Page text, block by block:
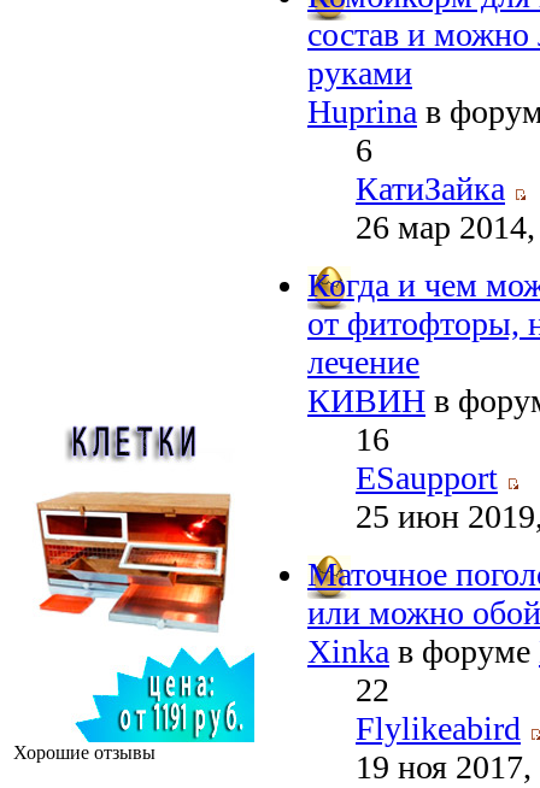
Хорошие отзывы
состав и можно
руками
Huprina в
6
КатиЗайка
26 мар
Когда и чем
от фитофторы,
лечение
КИВИН в
16
ESaupport
25 июн
Маточное
или можно
Xinka в форуме
22
Flylikeabird
19 ноя